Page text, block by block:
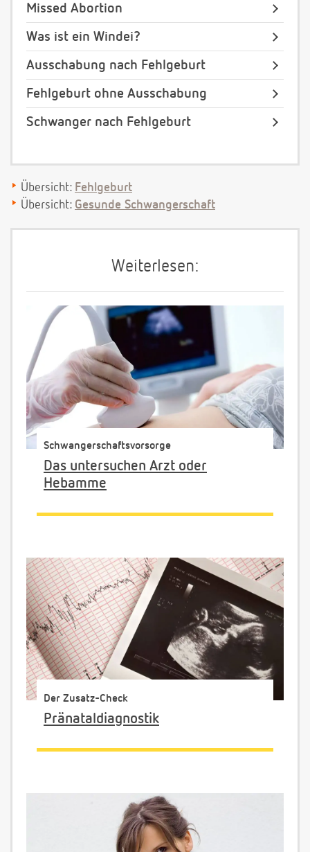
Missed Abortion
Was ist ein Windei?
Ausschabung nach Fehlgeburt
Fehlgeburt ohne Ausschabung
Schwanger nach Fehlgeburt
Übersicht: Fehlgeburt
Übersicht: Gesunde Schwangerschaft
Weiterlesen:
Schwangerschaftsvorsorge
Das untersuchen Arzt oder
Hebamme
Der Zusatz-Check
Pränataldiagnostik